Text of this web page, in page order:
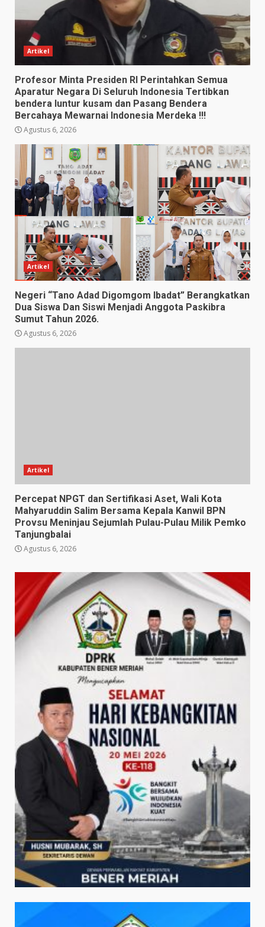
Artikel
Profesor Minta Presiden RI Perintahkan Semua
Aparatur Negara Di Seluruh Indonesia Tertibkan
bendera luntur kusam dan Pasang Bendera
Bercahaya Mewarnai Indonesia Merdeka !!!
Agustus 6, 2026
Artikel
Negeri “Tano Adad Digomgom Ibadat” Berangkatkan
Dua Siswa Dan Siswi Menjadi Anggota Paskibra
Sumut Tahun 2026.
Agustus 6, 2026
Artikel
Percepat NPGT dan Sertifikasi Aset, Wali Kota
Mahyaruddin Salim Bersama Kepala Kanwil BPN
Provsu Meninjau Sejumlah Pulau-Pulau Milik Pemko
Tanjungbalai
Agustus 6, 2026